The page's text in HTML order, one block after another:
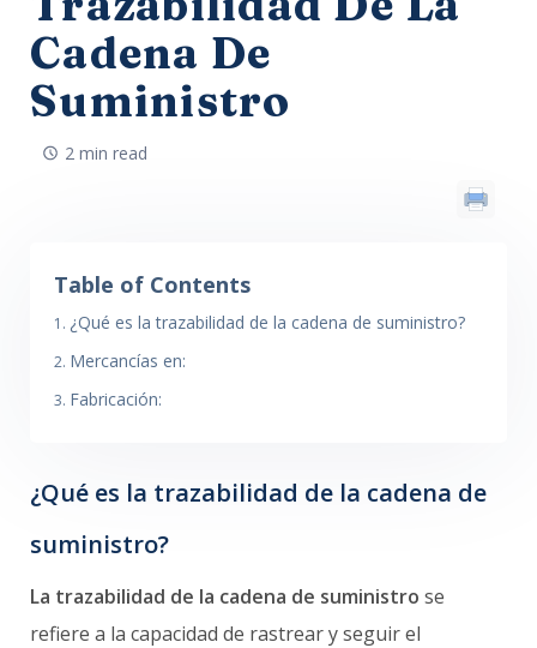
Cadena De
Suministro
2 min read
Table of Contents
¿Qué es la trazabilidad de la cadena de suministro?
Mercancías en:
Fabricación:
¿Qué es la trazabilidad de la cadena de
suministro?
La trazabilidad de la cadena de suministro se
refiere a la capacidad de rastrear y seguir el